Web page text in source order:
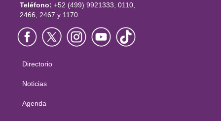
Teléfono: +52 (499) 9921333, 0110,
2466, 2467 y 1170
Menú
principal
Directorio
Noticias
Agenda